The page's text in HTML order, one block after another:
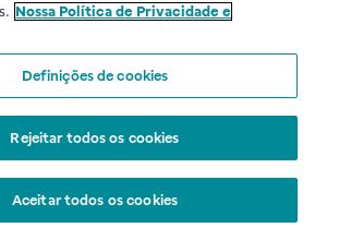
Nossa Política de Privacidade e
Definições de cookies
Rejeitar todos os cookies
Aceitar todos os cookies